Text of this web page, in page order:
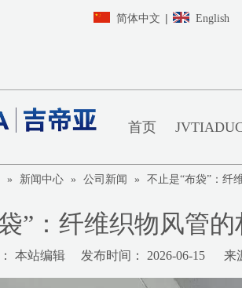
简体中文 | English
首页
» 新闻中心 » 公司新闻 » 不止是“布袋”：纤
”：纤维织物风管
本站编辑 发布时间： 2026-06-15 来